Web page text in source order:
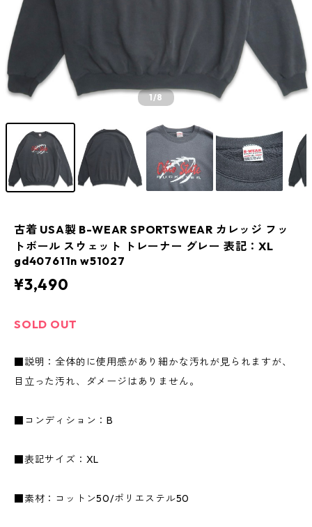
1/8
古着 USA製 B-WEAR SPORTSWEAR カレッジ フッ
トボール スウェット トレーナー グレー 表記：XL
gd407611n w51027
¥3,490
SOLD OUT
■説明：全体的に使用感があり細かな汚れが見られますが、
目立った汚れ、ダメージはありません。
■コンディション：B
■表記サイズ：XL
■素材：コットン50/ポリエステル50